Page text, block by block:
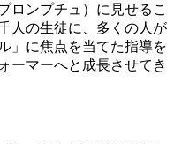
ロンプチュ）に見せるこ
人の生徒に、多くの人が
」に焦点を当てた指導を
ーマーへと成長させてき